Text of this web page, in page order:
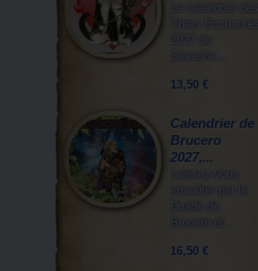
Le calendrier des
Chats Enchantés
2027 de
Séverine...
13,50 €
Calendrier de
Brucero
2027,...
Laissez-vous
envoûter par le
Druide de
Brucero et...
16,50 €